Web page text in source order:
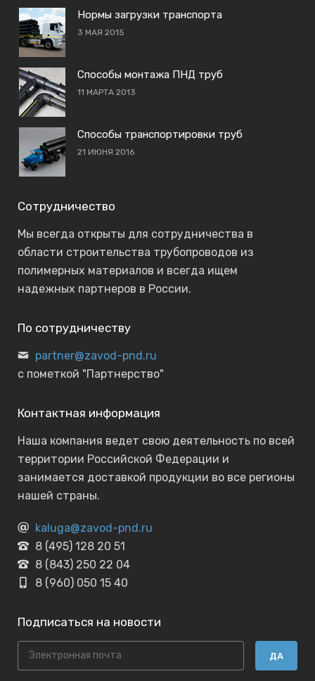
Нормы загрузки транспорта
3 МАЯ 2015
Способы монтажа ПНД труб
11 МАРТА 2013
Способы транспортировки труб
21 ИЮНЯ 2016
Сотрудничество
Мы всегда открыты для сотрудничества в
области строительства трубопроводов из
полимерных материалов и всегда ищем
надежных партнеров в России.
По сотрудничеству
partner@zavod-pnd.ru
с пометкой "Партнерство"
Контактная информация
Наша компания ведет свою деятельность по всей
территории Российской Федерации и
занимается доставкой продукции во все регионы
нашей страны.
kaluga@zavod-pnd.ru
8 (495) 128 20 51
8 (843) 250 22 04
8 (960) 050 15 40
Подписаться на новости
ДА